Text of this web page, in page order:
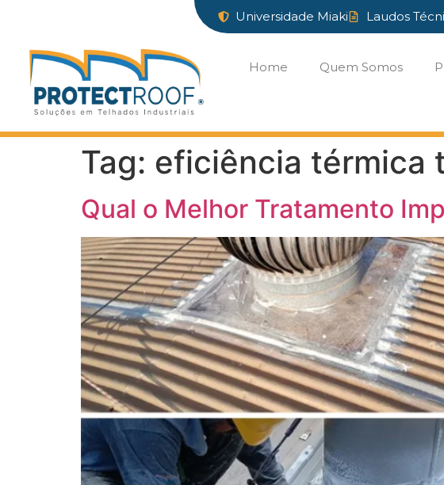
Universidade Miaki Laudos
Home Quem Somos
Tag: eficiência térmica
Qual o Melhor Tratamento